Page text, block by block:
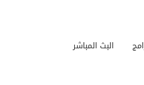
البث المباشر